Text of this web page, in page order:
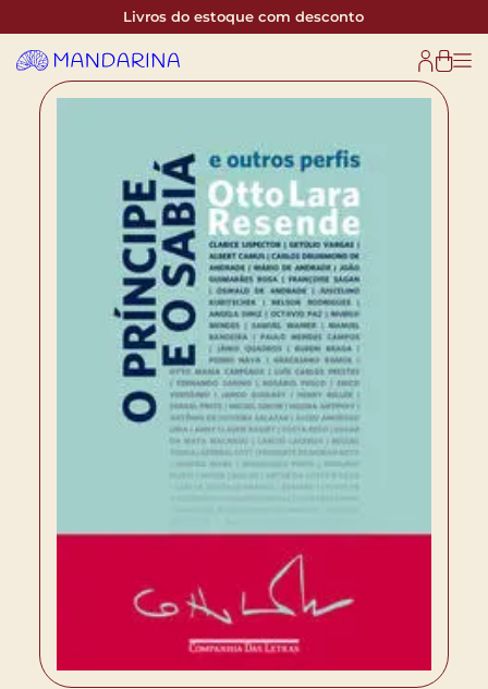
Livros do estoque com desconto